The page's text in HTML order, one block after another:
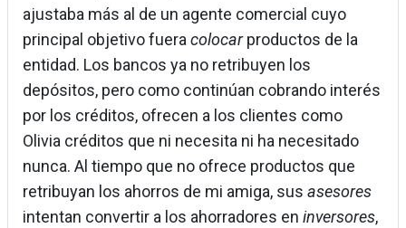
ajustaba más al de un agente comercial cuyo
principal objetivo fueracolocarproductos de la
entidad. Los bancos ya no retribuyen los
depósitos, pero como continúan cobrando interés
por los créditos, ofrecen a los clientes como
Olivia créditos que ni necesita ni ha necesitado
nunca. Al tiempo que no ofrece productos que
retribuyan los ahorros de mi amiga, sus asesores
intentan convertir a los ahorradores en inversores,